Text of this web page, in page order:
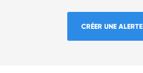
CRÉER UNE ALERTE